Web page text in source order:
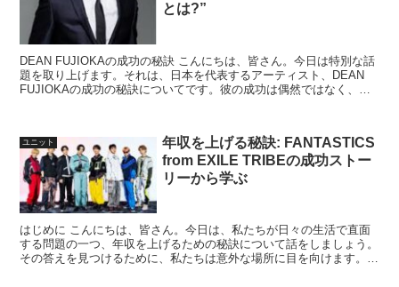
とは?”
DEAN FUJIOKAの成功の秘訣 こんにちは、皆さん。今日は特別な話
題を取り上げます。それは、日本を代表するアーティスト、DEAN
FUJIOKAの成功の秘訣についてです。彼の成功は偶然ではなく、緻
ユニット
年収を上げる秘訣: FANTASTICS
from EXILE TRIBEの成功ストー
リーから学ぶ
はじめに こんにちは、皆さん。今日は、私たちが日々の生活で直面
する問題の一つ、年収を上げるための秘訣について話をしましょう。
その答えを見つけるために、私たちは意外な場所に目を向けます。そ